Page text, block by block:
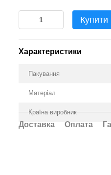
Купити
Характеристики
Пакування
Матеріал
Країна виробник
Доставка Оплата